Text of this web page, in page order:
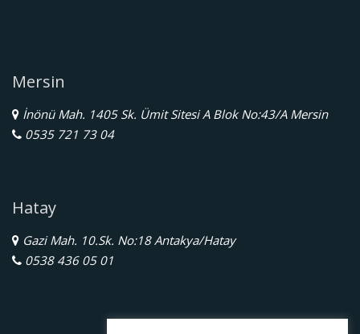
Mersin
İnönü Mah. 1405 Sk. Ümit Sitesi A Blok No:43/A Mersin
0535 721 73 04
Hatay
Gazi Mah. 10.Sk. No:18 Antakya/Hatay
0538 436 05 01